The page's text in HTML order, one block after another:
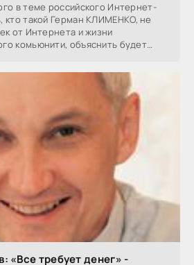
в теме российского Интернет-
кто такой Герман КЛИМЕНКО, не
от Интернета и жизни
комьюнити, объяснить будет
«Все требует денег» -